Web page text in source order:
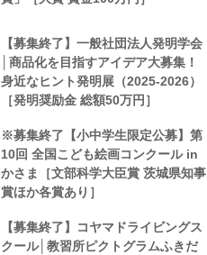
【募集終了】一般社団法人発明学会
│商品化を目指すアイデア大募集！
身近なヒント発明展（2025-2026）
［発明奨励金 総額50万円］
※募集終了【小中学生限定公募】第
10回 全国こども絵画コンクール in
かさま［文部科学大臣賞 茨城県知事
賞ほか各賞あり］
【募集終了】コヤマドライビングス
クール│教習所ピクトグラムふきだ